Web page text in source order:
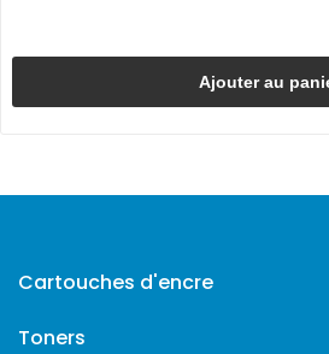
Ajouter au
Cartouches d'encre
Toners